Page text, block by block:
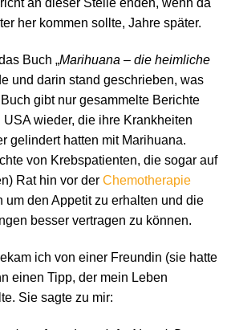
an dieser Stelle enden, wenn da
her kommen sollte, Jahre später.
Buch „Marihuana – die heimliche
und darin stand geschrieben, was
gibt nur gesammelte Berichte
wieder, die ihre Krankheiten
gelindert hatten mit Marihuana.
von Krebspatienten, die sogar auf
Rat hin vor der Chemotherapie
um den Appetit zu erhalten und die
besser vertragen zu können.
ich von einer Freundin (sie hatte
einen Tipp, der mein Leben
Sie sagte zu mir: